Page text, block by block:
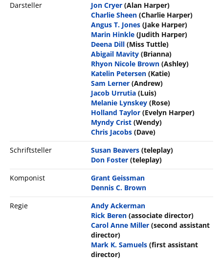
Darsteller
Jon Cryer (Alan Harper)
Charlie Sheen (Charlie Harper)
Angus T. Jones (Jake Harper)
Marin Hinkle (Judith Harper)
Deena Dill (Miss Tuttle)
Abigail Mavity (Brianna)
Rhyon Nicole Brown (Ashley)
Katelin Petersen (Katie)
Sam Lerner (Andrew)
Jacob Urrutia (Luis)
Melanie Lynskey (Rose)
Holland Taylor (Evelyn Harper)
Myndy Crist (Wendy)
Chris Jacobs (Dave)
Schriftsteller
Susan Beavers (teleplay)
Don Foster (teleplay)
Komponist
Grant Geissman
Dennis C. Brown
Regie
Andy Ackerman
Rick Beren (associate director)
Carol Anne Miller (second assistant
director)
Mark K. Samuels (first assistant
director)